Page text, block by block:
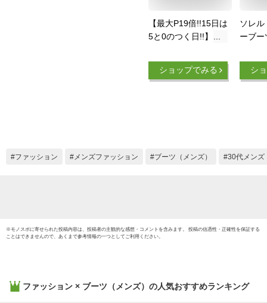
【最大P19倍!!15日は
5と0のつく日!!】
り】ソレル ブーツ
SOREL 1964 PAC
(231115)
ショップでみる
ソレ
ーブー
イロン
ブーツ
シ
ファッション メンズファッション ブーツ（メンズ） 30代メンズ
※モノスポに寄せられた投稿内容は、投稿者の主観的な感想・コメントを含みます。 投稿の信憑性・正確性を保証する
ことはできませんので、あくまで参考情報の一つとしてご利用ください。
ファッション × ブーツ（メンズ） の人気おすすめランキング